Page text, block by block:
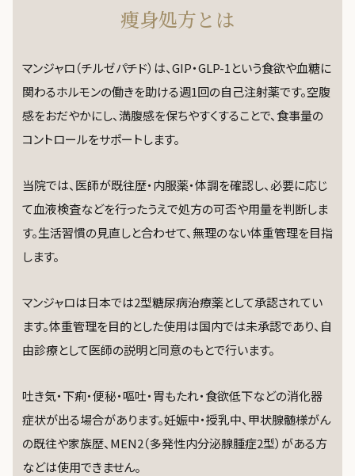
痩身処方とは
マンジャロ（チルゼパチド）は、GIP・GLP-1という食欲や血糖に
関わるホルモンの働きを助ける週1回の自己注射薬です。空腹
感をおだやかにし、満腹感を保ちやすくすることで、食事量の
コントロールをサポートします。
当院では、医師が既往歴・内服薬・体調を確認し、必要に応じ
て血液検査などを行ったうえで処方の可否や用量を判断しま
す。生活習慣の見直しと合わせて、無理のない体重管理を目指
します。
マンジャロは日本では2型糖尿病治療薬として承認されてい
ます。体重管理を目的とした使用は国内では未承認であり、自
由診療として医師の説明と同意のもとで行います。
吐き気・下痢・便秘・嘔吐・胃もたれ・食欲低下などの消化器
症状が出る場合があります。妊娠中・授乳中、甲状腺髄様がん
の既往や家族歴、MEN2（多発性内分泌腺腫症2型）がある方
などは使用できません。